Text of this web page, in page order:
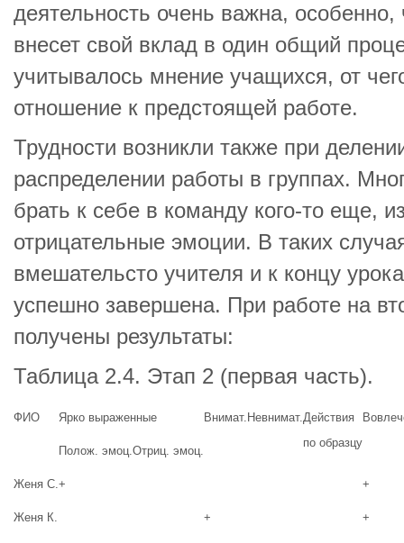
деятельность очень важна,
внесет свой вклад в один общий
учитывалось мнение учащихся, от
отношение к предстоящей работе.
Трудности возникли также при
распределении работы в группах.
брать к себе в команду кого-то еще,
отрицательные эмоции. В таких
вмешательсто учителя и к концу
успешно завершена. При работе на
получены результаты:
Таблица 2.4. Этап 2 (первая часть).
ФИО Ярко выраженные Внимат. Невнимат.Действия
по образцу
Полож. эмоц.Отриц. эмоц.
Женя С.+ +
Женя К. + +